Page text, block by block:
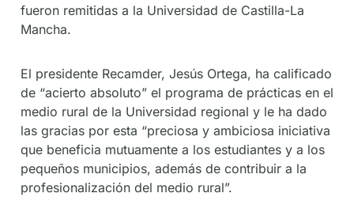
fueron remitidas a la Universidad de Castilla-La
Mancha.
El presidente Recamder, Jesús Ortega, ha calificado
de “acierto absoluto” el programa de prácticas en el
medio rural de la Universidad regional y le ha dado
las gracias por esta “preciosa y ambiciosa iniciativa
que beneficia mutuamente a los estudiantes y a los
pequeños municipios, además de contribuir a la
profesionalización del medio rural”.